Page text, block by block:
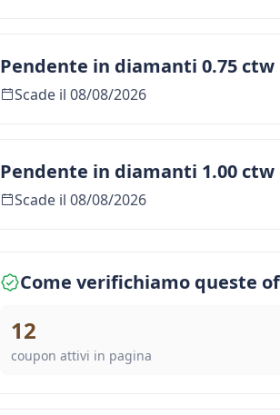
Pendente in diamanti 0.75
Scade il 08/08/2026
Pendente in diamanti 1.00
Scade il 08/08/2026
Come verifichiamo queste
12
coupon attivi in pagina